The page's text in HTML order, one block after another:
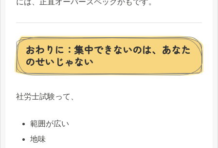
おわりに：集中できないのは、あなた
のせいじゃない
社労士試験って、
範囲が広い
地味